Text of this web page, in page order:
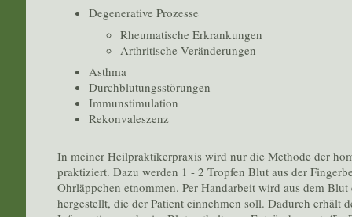
Degenerative Prozesse
Rheumatische Erkrankungen
Arthritische Veränderungen
Asthma
Durchblutungsstörungen
Immunstimulation
Rekonvaleszenz
In meiner Heilpraktikerpraxis wird nur die Methode der
praktiziert. Dazu werden 1 - 2 Tropfen Blut aus der
Ohrläppchen etnommen. Per Handarbeit wird aus dem
hergestellt, die der Patient einnehmen soll. Dadurch erhält